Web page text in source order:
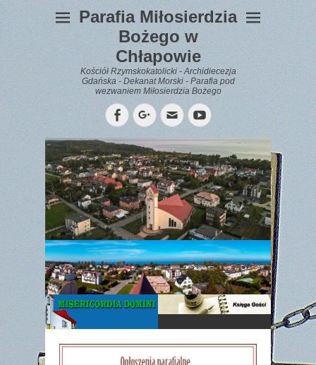
Parafia Miłosierdzia
Bożego w
Chłapowie
Kościół Rzymskokatolicki - Archidiecezja
Gdańska - Dekanat Morski - Parafia pod
wezwaniem Miłosierdzia Bożego
FacebookGoogleplus
EmailYouTube
WYPOCZYNEK
Gazetka
Parafialna